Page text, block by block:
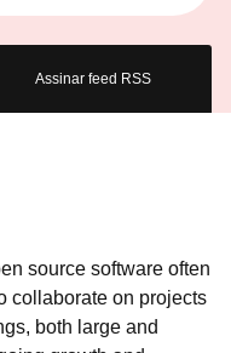
Assinar feed RSS
source software often
collaborate on projects
both large and